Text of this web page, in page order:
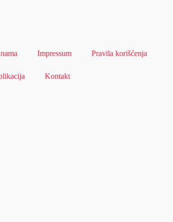
Impressum Pravila korišćenja
Kontakt